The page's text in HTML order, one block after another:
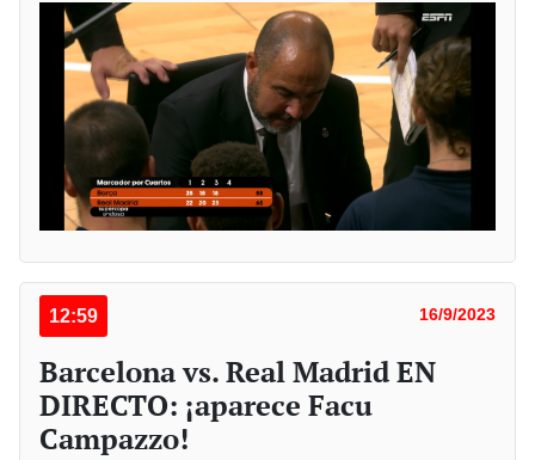
12:59 16/9/2023
Barcelona vs. Real Madrid EN
DIRECTO: ¡aparece Facu
Campazzo!